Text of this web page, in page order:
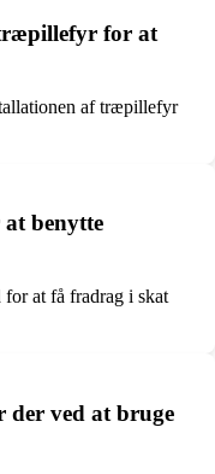
for at
af træpillefyr
benytte
at få fradrag i skat
der ved at bruge